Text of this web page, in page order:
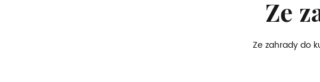
Ze
Ze zahrady do